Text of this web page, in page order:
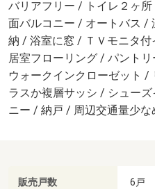
バリアフリー / トイレ２ヶ
面バルコニー / オートバス /
納 / 浴室に窓 / ＴＶモニタ
居室フローリング / パント
ウォークインクローゼット
ラスか複層サッシ / シュー
ニー / 納戸 / 周辺交通量少な
販売戸数 6戸